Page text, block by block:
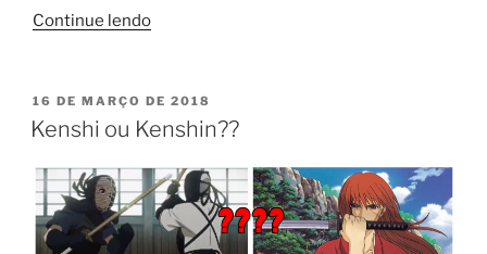
Continue lendo“Graduação
PUBLICADO
EM
16 DE MARÇO DE 2018
Kenshi ou Kenshin??